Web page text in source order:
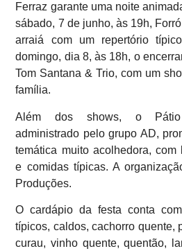
Ferraz garante uma noite
sábado, 7 de junho, às 19h,
arraiá com um repertório
domingo, dia 8, às 18h, o
Tom Santana & Trio, com um
família.
Além dos shows, o Pátio
administrado pelo grupo AD,
temática muito acolhedora, com
e comidas típicas. A
Produções.
O cardápio da festa conta
típicos, caldos, cachorro quente,
curau, vinho quente, quentão,